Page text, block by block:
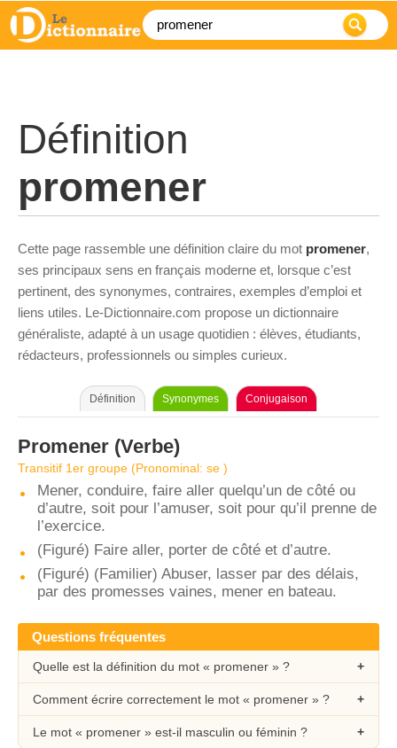
Définition
promener
Cette page rassemble une définition claire du mot promener,
ses principaux sens en français moderne et, lorsque c’est
pertinent, des synonymes, contraires, exemples d’emploi et
liens utiles. Le-Dictionnaire.com propose un dictionnaire
généraliste, adapté à un usage quotidien : élèves, étudiants,
rédacteurs, professionnels ou simples curieux.
Définition Synonymes Conjugaison
Promener (Verbe)
Transitif 1er groupe (Pronominal: se )
Mener, conduire, faire aller quelqu’un de côté ou
d’autre, soit pour l’amuser, soit pour qu’il prenne de
l’exercice.
(Figuré) Faire aller, porter de côté et d’autre.
(Figuré) (Familier) Abuser, lasser par des délais,
par des promesses vaines, mener en bateau.
Questions fréquentes
Quelle est la définition du mot « promener » ?
Comment écrire correctement le mot « promener » ?
Le mot « promener » est-il masculin ou féminin ?